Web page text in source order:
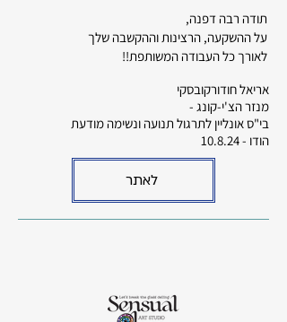
תודה רבה דפנה,
על ההשקעה, הרצינות וההקשבה שלך
לאורך כל העבודה המשותפת!!
אריאל חודורקובסקי
מנזר הצ'י-קונג -
בי"ס אונליין לתרגול תנועה ונשימה מודעת
הודו - 10.8.24
לאתר